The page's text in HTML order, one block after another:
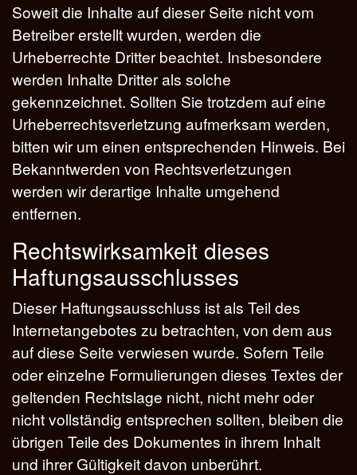
Soweit die Inhalte auf dieser Seite nicht vom
Betreiber erstellt wurden, werden die
Urheberrechte Dritter beachtet. Insbesondere
werden Inhalte Dritter als solche
gekennzeichnet. Sollten Sie trotzdem auf eine
Urheberrechtsverletzung aufmerksam werden,
bitten wir um einen entsprechenden Hinweis. Bei
Bekanntwerden von Rechtsverletzungen
werden wir derartige Inhalte umgehend
entfernen.
Rechtswirksamkeit dieses
Haftungsausschlusses
Dieser Haftungsausschluss ist als Teil des
Internetangebotes zu betrachten, von dem aus
auf diese Seite verwiesen wurde. Sofern Teile
oder einzelne Formulierungen dieses Textes der
geltenden Rechtslage nicht, nicht mehr oder
nicht vollständig entsprechen sollten, bleiben die
übrigen Teile des Dokumentes in ihrem Inhalt
und ihrer Gültigkeit davon unberührt.